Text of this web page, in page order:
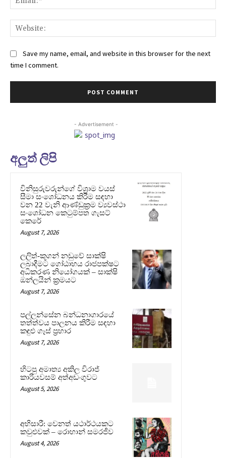
Save my name, email, and website in this browser for the next
time I comment.
- Advertisement -
අලුත් ලිපි
විනිසුරුවරුන්ගේ විශ්‍රාම වයස්
සීමා සංශෝධනය කිරීම සඳහා
වන 22 වැනි ආණ්ඩුක්‍රම ව්‍යවස්ථා
සංශෝධන කෙටුම්පත ගැසට්
කෙරේ
August 7, 2026
ලලිත්-කූගන් නඩුවේ සාක්ෂි
ලබාදීමට ගෝඨාභය රාජපක්ෂට
අධිකරණ නියෝගයක් – සාක්ෂි
ඔන්ලයින් ක්‍රමයට
August 7, 2026
පල්ලන්සේන බන්ධනාගාරයේ
තත්ත්වය පාලනය කිරීම සඳහා
කඳුළු ගෑස් ප්‍රහාර
August 7, 2026
හිටපු අමාත්‍ය අකිල විරාජ්
කාරියවසම් අත්අඩංගුවට
August 5, 2026
අභිසාරී: වෙනත් යථාර්ථයකට
කවුළුවක් – රොහාන් සමරජීව
August 4, 2026